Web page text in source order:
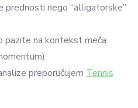
prednosti nego “alligatorske”
pazite na kontekst meča
preporučujem Tennis